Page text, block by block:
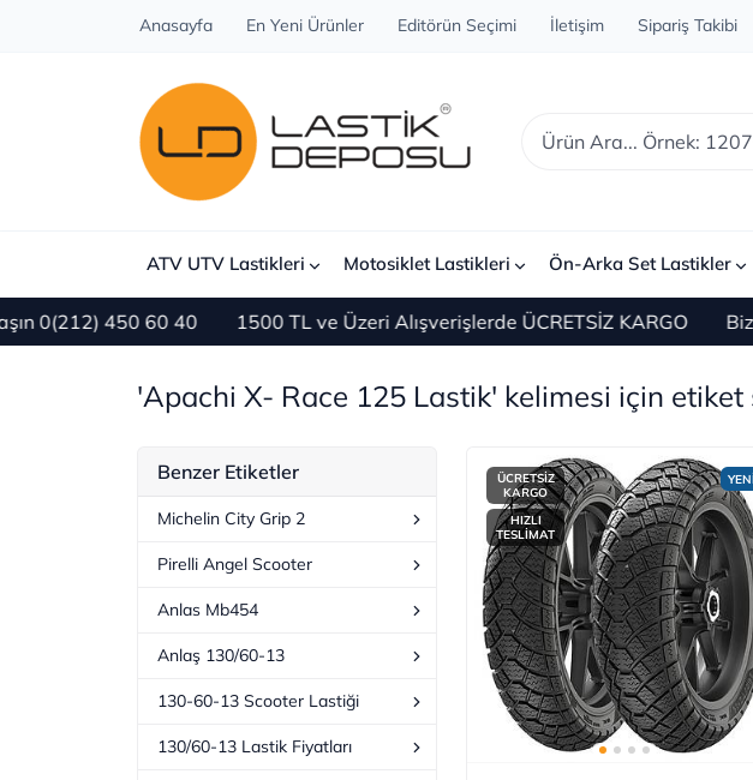
Anasayfa En Yeni Ürünler Editörün Seçimi İletişim Sipariş Takibi
ATV UTV Lastikleri Motosiklet Lastikleri Ön-Arka Set Lastikler
450 60 40 1500 TL ve Üzeri Alışverişlerde ÜCRETSİZ KARGO Bize Ulaşın
'Apachi X- Race 125 Lastik' kelimesi için etiket
Benzer Etiketler
Michelin City Grip 2
Pirelli Angel Scooter
Anlas Mb454
Anlaş 130/60-13
130-60-13 Scooter Lastiği
130/60-13 Lastik Fiyatları
YENİ
ÜCRETSİZ
KARGO
HIZLI
TESLİMAT